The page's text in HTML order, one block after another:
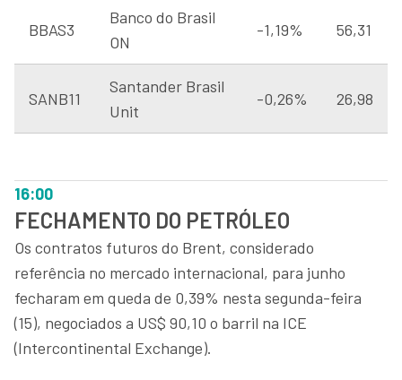
BBAS3
Banco do Brasil
ON
-1,19% 56,31
SANB11
Santander Brasil
Unit
-0,26% 26,98
16:00
FECHAMENTO DO PETRÓLEO
Os contratos futuros do Brent, considerado
referência no mercado internacional, para junho
fecharam em queda de 0,39% nesta segunda-feira
(15), negociados a US$ 90,10 o barril na ICE
(Intercontinental Exchange).